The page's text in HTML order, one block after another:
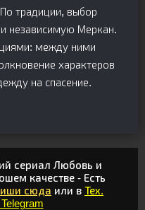
традиции, выбор
независимую Меркан.
между ними
характеров
на спасение.
сериал Любовь и
качестве - Есть
сюда или в Тех.